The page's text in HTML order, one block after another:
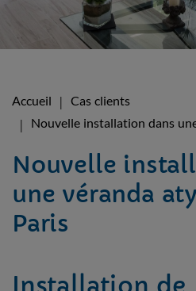
Accueil
Cas clients
Nouvelle installation dans
Nouvelle
une véranda
Paris